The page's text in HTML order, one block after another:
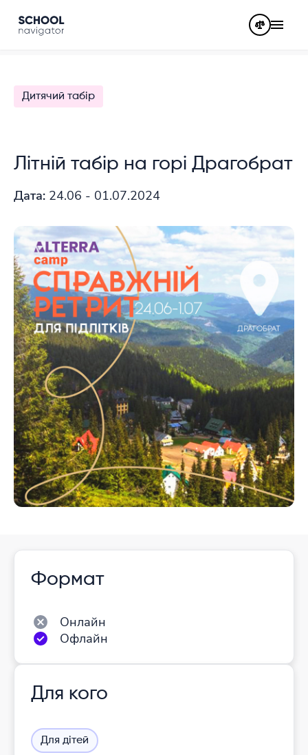
Дитячий табір
Літній табір на горі Драгобрат
Дата: 24.06 - 01.07.2024
Формат
Онлайн
Офлайн
Для кого
Для дітей